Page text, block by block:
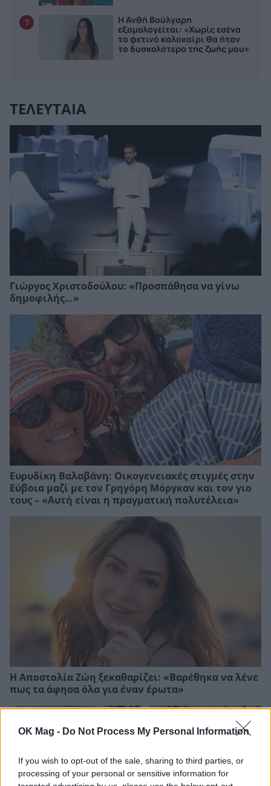
OK Mag - Do Not Process My Personal Information
If you wish to opt-out of the sale, sharing to third parties, or
processing of your personal or sensitive information for
5
Η Ανθή Βούλγαρη
εξομολογείται: «Χωρίς εσένα
το φετινό καλοκαίρι θα ήταν
το δυσκολότερο της ζωής μου»
ΤΕΛΕΥΤΑΙΑ
Γιώργος Χριστοδούλου: «Προσπάθησα να γίνω
δημοφιλής…»
Ευρυδίκη Βαλαβάνη: Οικογενειακές στιγμές στην
Εύβοια μαζί με τον Γρηγόρη Μόργκαν και τον γιο
τους – «Αυτή είναι η πραγματική πολυτέλεια»
Η Αποστολία Ζώη ξεκαθαρίζει: «Βαρέθηκα να λένε
πως τα άφησα όλα για έναν έρωτα»